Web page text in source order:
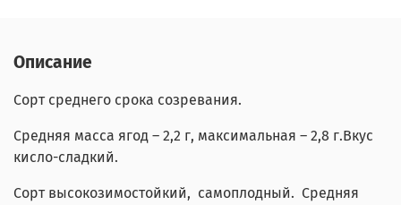
Описание
Сорт среднего срока созревания.
Средняя масса ягод – 2,2 г, максимальная – 2,8 г.Вкус
кисло-сладкий.
Сорт высокозимостойкий, самоплодный. Средняя